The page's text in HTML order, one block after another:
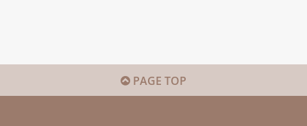
PAGE TOP